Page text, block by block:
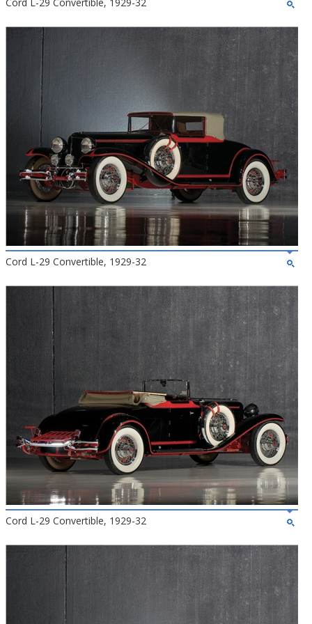
Cord L-29 Convertible, 1929-32
Cord L-29 Convertible, 1929-32